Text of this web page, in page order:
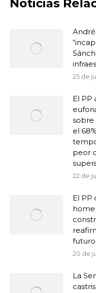
Noticias
25 de
El PP
sobre
el
peor
22 de
El PP
futuro
20 de
La